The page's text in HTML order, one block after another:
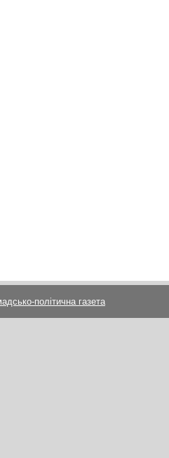
політична газета